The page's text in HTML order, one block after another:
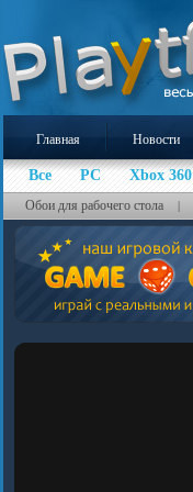
Главная Новости
Все PC Xbox 360
Обои для рабочего стола |